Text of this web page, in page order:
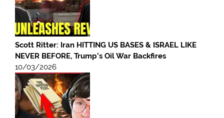
Scott Ritter: Iran HITTING US BASES & ISRAEL LIKE
NEVER BEFORE, Trump’s Oil War Backfires
10/03/2026